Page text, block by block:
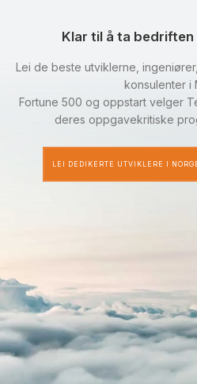
Klar til å ta
Lei de beste utviklerne,
konsulenter i
Fortune 500 og oppstart velger
deres oppgavekritiske
LEI DEDIKERTE UTVIKLERE I